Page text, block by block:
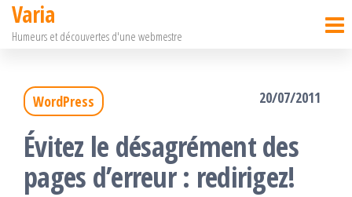
Passer
Varia
Humeurs et découvertes d'une webmestre
WordPress 20/07/2011
Évitez le désagrément des
pages d’erreur : redirigez!